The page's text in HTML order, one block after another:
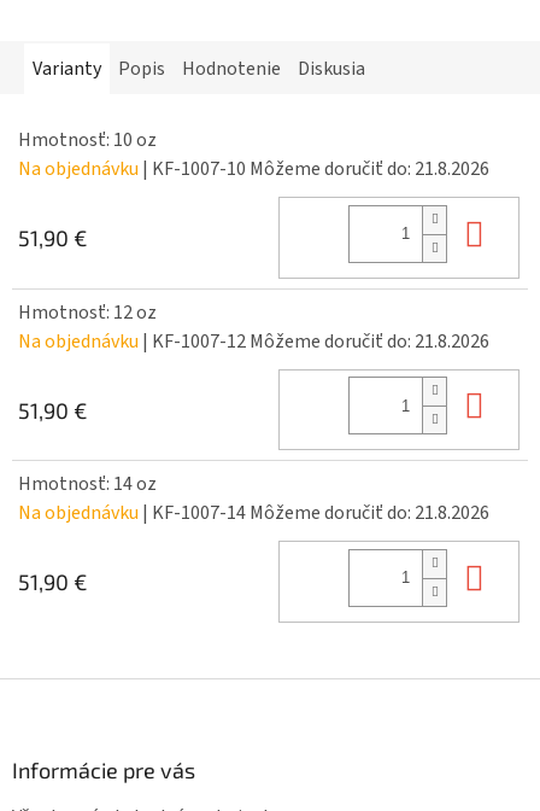
Varianty Popis Hodnotenie Diskusia
Hmotnosť: 10 oz
Na objednávku | KF-1007-10 Môžeme doručiť do: 21.8.2026
51,90 €
Hmotnosť: 12 oz
Na objednávku | KF-1007-12Môžeme doručiť do: 21.8.2026
51,90 €
Hmotnosť: 14 oz
Na objednávku | KF-1007-14Môžeme doručiť do: 21.8.2026
51,90 €
Informácie pre vás